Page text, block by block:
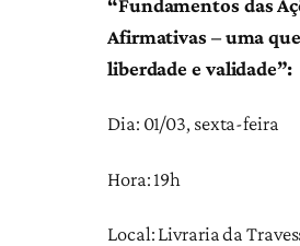
“Fundamentos das
Afirmativas – uma
liberdade e validade”:
Dia: 01/03, sexta-feira
Hora: 19h
Local: Livraria da